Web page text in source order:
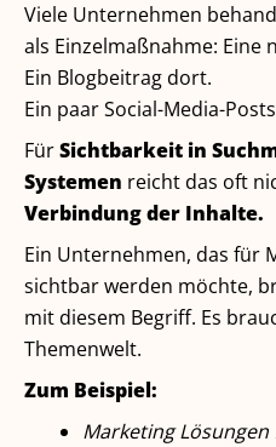
Viele Unternehmen
als Einzelmaßnahme: Eine
Ein Blogbeitrag dort.
Ein paar Social-Media-
FürSichtbarkeit in
Systemen reicht das oft
Verbindung der Inhalte.
Ein Unternehmen, das für
sichtbar werden möchte,
mit diesem Begriff. Es
Themenwelt.
Zum Beispiel:
Marketing Lösungen